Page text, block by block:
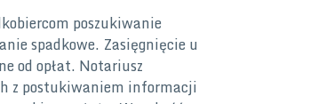
poszukiwanie
spadkowe. Zasięgnięcie u
od opłat. Notariusz
z postukiwaniem informacji